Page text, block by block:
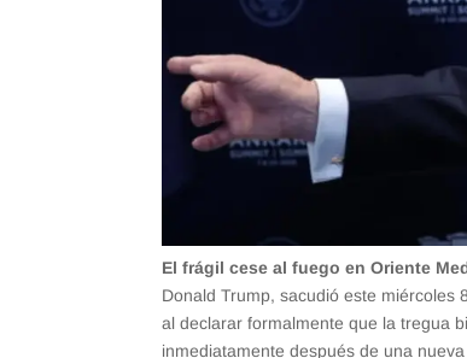
El frágil cese al fuego en Oriente
Donald Trump, sacudió este miércoles
al declarar formalmente que la tregua
inmediatamente después de una